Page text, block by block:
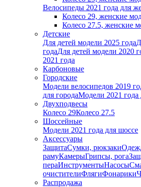
Велосипеды 2021 года для
Колесо 29, женские
Колесо 27.5, женские
Детские
Для детей модели 2025 года
годаДля детей модели 2020
2021 года
Карбоновые
Городские
Модели велосипедов 2019
для городаМодели 2021 года
Двухподвесы
Колесо 29Колесо 27.5
Шоссейные
Модели 2021 года для шоссе
Аксессуары
ЗащитаСумки, рюкзаки
рамуКамерыГрипсы, рога
пераИнструментыНасосы
очистителиФлягиФонарики
Распродажа